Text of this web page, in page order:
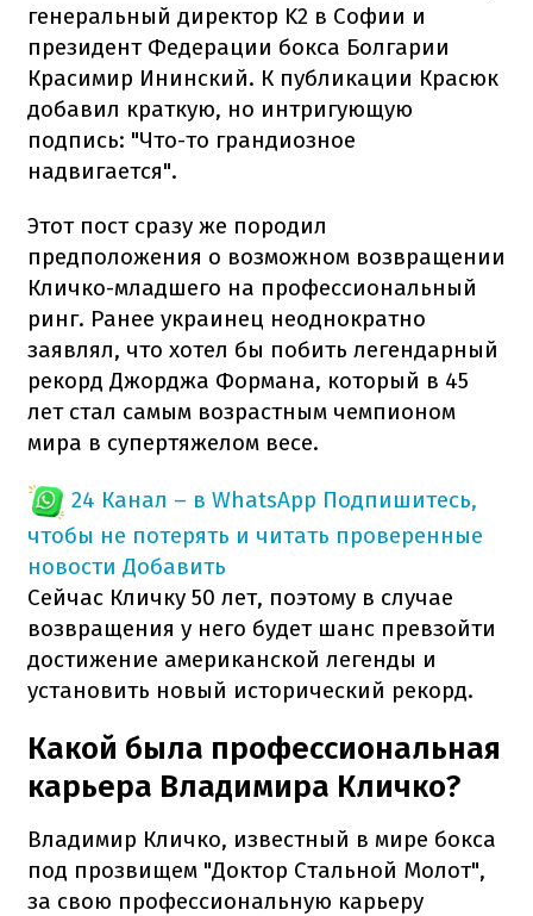
генеральный директор K2 в Софии и
президент Федерации бокса Болгарии
Красимир Ининский. К публикации Красюк
добавил краткую, но интригующую
подпись: "Что-то грандиозное
надвигается".
Этот пост сразу же породил
предположения о возможном возвращении
Кличко-младшего на профессиональный
ринг. Ранее украинец неоднократно
заявлял, что хотел бы побить легендарный
рекорд Джорджа Формана, который в 45
лет стал самым возрастным чемпионом
мира в супертяжелом весе.
24 Канал – в WhatsApp Подпишитесь,
чтобы не потерять и читать проверенные
новости Добавить
Сейчас Кличку 50 лет, поэтому в случае
возвращения у него будет шанс превзойти
достижение американской легенды и
установить новый исторический рекорд.
Какой была профессиональная
карьера Владимира Кличко?
Владимир Кличко, известный в мире бокса
под прозвищем "Доктор Стальной Молот",
за свою профессиональную карьеру